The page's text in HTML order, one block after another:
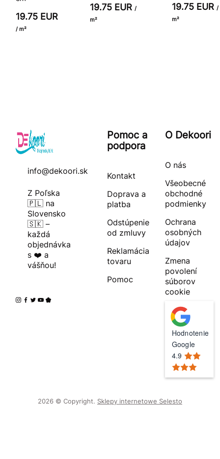
19.75 EUR
/ m²
19.75 EUR /
m²
19.75 EUR /
m²
info@dekoori.sk
Z Poľska
🇵🇱 na
Slovensko
🇸🇰 –
každá
objednávka
s ❤️ a
vášňou!
Pomoc a
podpora
Kontakt
Doprava a
platba
Odstúpenie
od zmluvy
Reklamácia
tovaru
Pomoc
O Dekoori
O nás
Všeobecné
obchodné
podmienky
Ochrana
osobných
údajov
Zmena
povolení
súborov
cookie
Hodnotenie
Google
4.9
2026 © Copyright. Sklepy internetowe Selesto